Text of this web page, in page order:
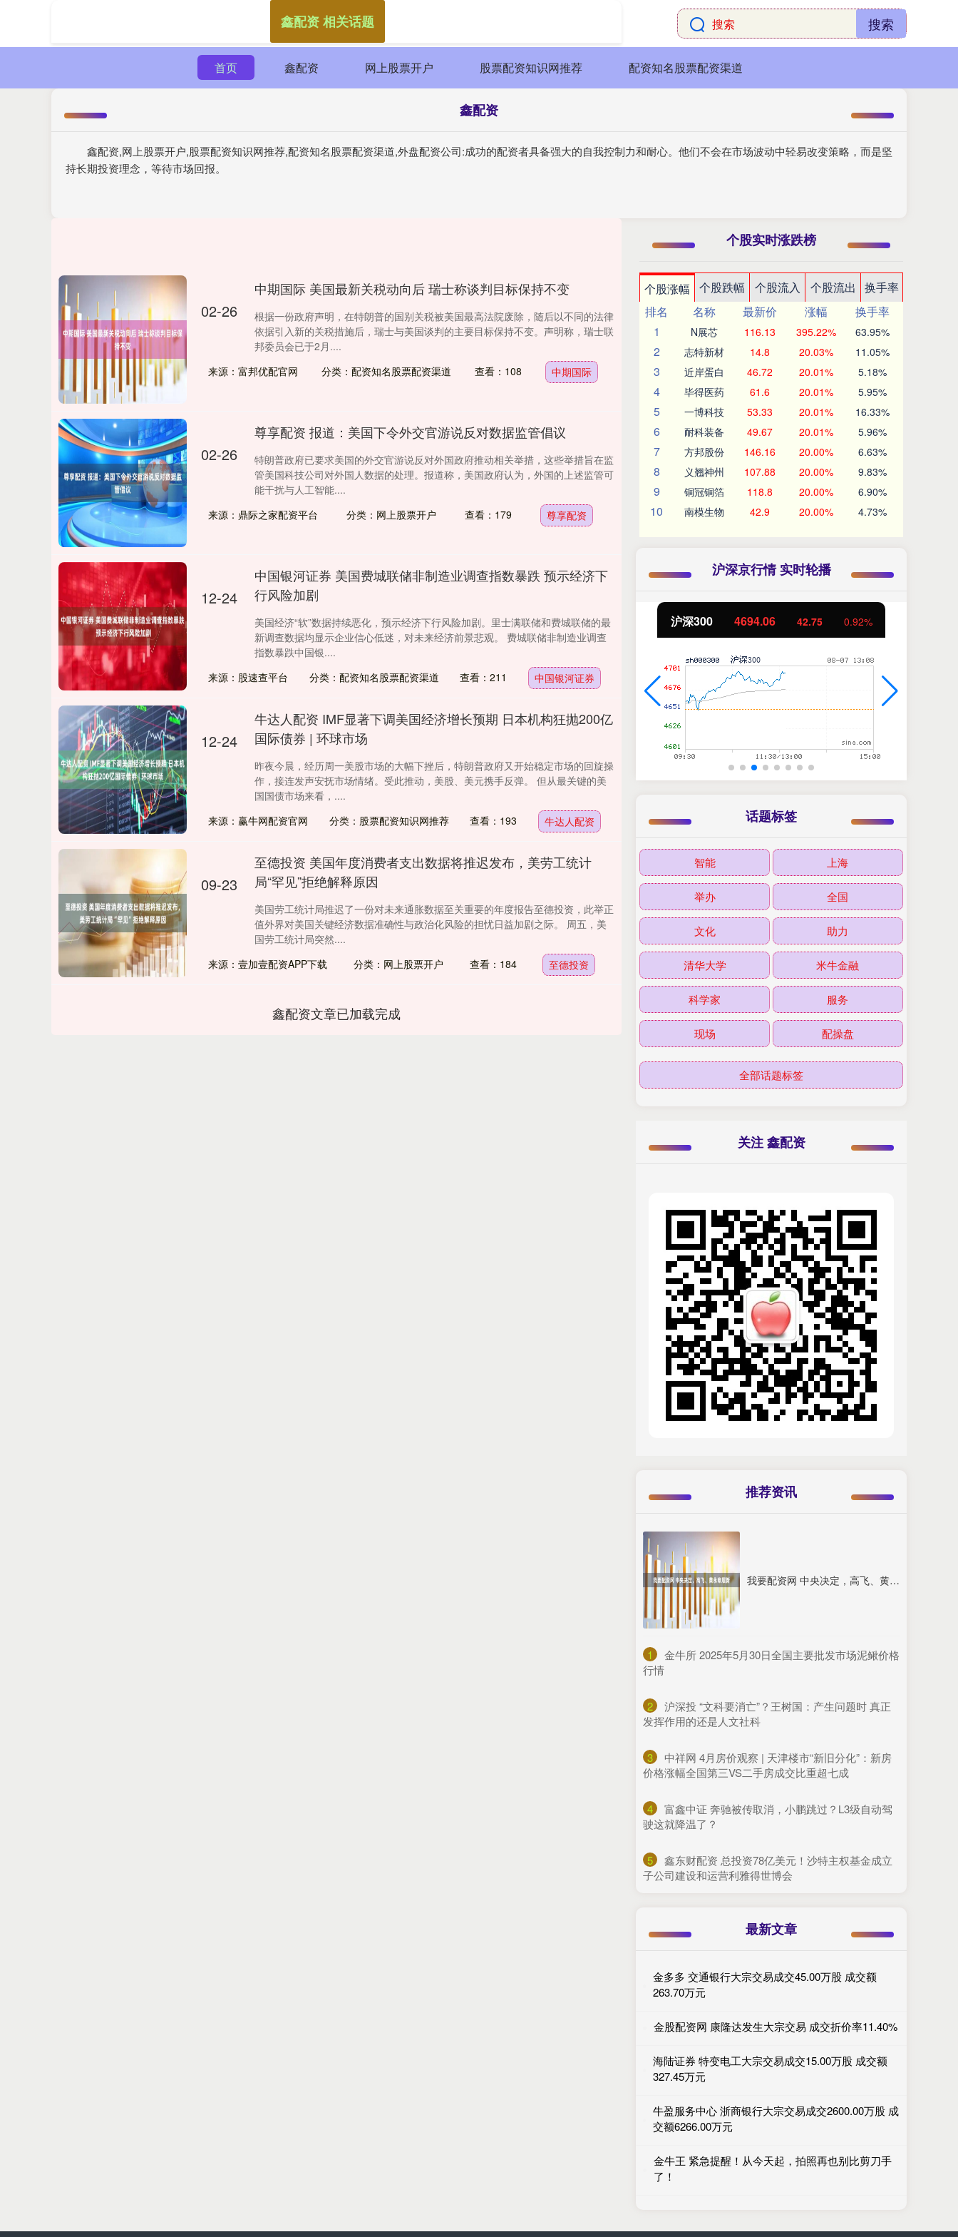
搜索
首页 鑫配资 网上股票开户 股票配资知识网推荐 配资知名股票配资渠道
鑫配资
鑫配资,网上股票开户,股票配资知识网推荐,配资知名股票配资渠道,外盘配资公司:成功的配资者具备强大的自我控制力和耐心。他们不会在市场波动中轻易改变策略，而是坚
持长期投资理念，等待市场回报。
鑫配资 相关话题
02-26
中期国际 美国最新关税动向后 瑞士称谈判目标保持不变
根据一份政府声明，在特朗普的国别关税被美国最高法院废除，随后以不同的法律
依据引入新的关税措施后，瑞士与美国谈判的主要目标保持不变。声明称，瑞士联
邦委员会已于2月....
来源：富邦优配官网
分类：配资知名股票配资渠道 查看：108 中期国际
02-26
尊享配资 报道：美国下令外交官游说反对数据监管倡议
特朗普政府已要求美国的外交官游说反对外国政府推动相关举措，这些举措旨在监
管美国科技公司对外国人数据的处理。报道称，美国政府认为，外国的上述监管可
能干扰与人工智能....
来源：鼎际之家配资平台
分类：网上股票开户 查看：179 尊享配资
12-24
中国银河证券 美国费城联储非制造业调查指数暴跌 预示经济下
行风险加剧
美国经济“软”数据持续恶化，预示经济下行风险加剧。里士满联储和费城联储的最
新调查数据均显示企业信心低迷，对未来经济前景悲观。 费城联储非制造业调查
指数暴跌中国银....
来源：股速查平台
分类：配资知名股票配资渠道 查看：211 中国银河证券
12-24
牛达人配资 IMF显著下调美国经济增长预期 日本机构狂抛200亿
国际债券 | 环球市场
昨夜今晨，经历周一美股市场的大幅下挫后，特朗普政府又开始稳定市场的回旋操
作，接连发声安抚市场情绪。受此推动，美股、美元携手反弹。 但从最关键的美
国国债市场来看，....
来源：赢牛网配资官网
分类：股票配资知识网推荐 查看：193 牛达人配资
09-23
至德投资 美国年度消费者支出数据将推迟发布，美劳工统计
局“罕见”拒绝解释原因
美国劳工统计局推迟了一份对未来通胀数据至关重要的年度报告至德投资，此举正
值外界对美国关键经济数据准确性与政治化风险的担忧日益加剧之际。 周五，美
国劳工统计局突然....
来源：壹加壹配资APP下载
分类：网上股票开户 查看：184 至德投资
鑫配资文章已加载完成
个股实时涨跌榜
个股涨幅 个股跌幅 个股流入 个股流出
换手率
排名
名称 最新价 涨幅
换手率
1
N展芯 116.13 395.22% 63.95%
2 志特新材 14.8 20.03% 11.05%
3 近岸蛋白 46.72 20.01% 5.18%
4 毕得医药 61.6 20.01% 5.95%
5 一博科技 53.33 20.01% 16.33%
6 耐科装备 49.67 20.01% 5.96%
7 方邦股份 146.16 20.00% 6.63%
8 义翘神州 107.88 20.00% 9.83%
9 铜冠铜箔 118.8 20.00% 6.90%
10 南模生物 42.9 20.00% 4.73%
沪深京行情 实时轮播
1.55% 上证指数 20.15 0.52% 深证成指 14332.89 222.77 1.58% 沪深300 4694.06 42.75 0.92%
话题标签
智能 上海
举办 全国
文化 助力
清华大学 米牛金融
科学家 服务
现场 配操盘
全部话题标签
关注 鑫配资
推荐资讯
我要配资网 中央决定，高飞、黄永章履新
1
​金牛所 2025年5月30日全国主要批发市场泥鳅价格
行情
2
​沪深投 “文科要消亡”？王树国：产生问题时 真正
发挥作用的还是人文社科
3
​中祥网 4月房价观察 | 天津楼市“新旧分化”：新房
价格涨幅全国第三VS二手房成交比重超七成
4
​富鑫中证 奔驰被传取消，小鹏跳过？L3级自动驾
驶这就降温了？
5
​鑫东财配资 总投资78亿美元！沙特主权基金成立
子公司建设和运营利雅得世博会
最新文章
金多多 交通银行大宗交易成交45.00万股 成交额
263.70万元
金股配资网 康隆达发生大宗交易 成交折价率11.40%
海陆证券 特变电工大宗交易成交15.00万股 成交额
327.45万元
牛盈服务中心 浙商银行大宗交易成交2600.00万股 成
交额6266.00万元
金牛王 紧急提醒！从今天起，拍照再也别比剪刀手
了！